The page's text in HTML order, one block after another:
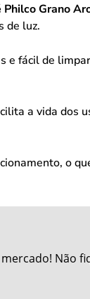
Philco Grano
de luz.
fácil de
a vida dos
o
Não